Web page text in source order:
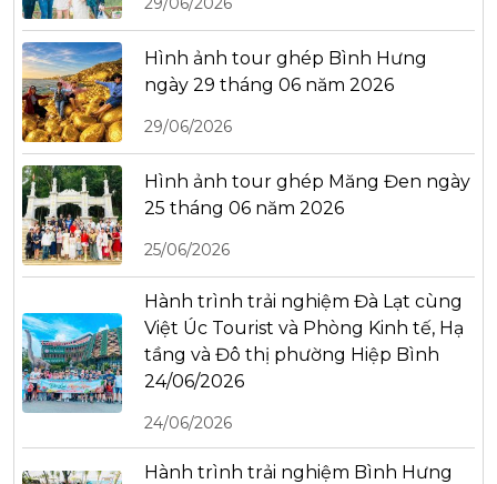
Hình ảnh tour ghép Bình Hưng
ngày 29 tháng 06 năm 2026
29/06/2026
Hình ảnh tour ghép Măng Đen ngày
25 tháng 06 năm 2026
25/06/2026
Hành trình trải nghiệm Đà Lạt cùng
Việt Úc Tourist và Phòng Kinh tế, Hạ
tầng và Đô thị phường Hiệp Bình
24/06/2026
24/06/2026
Hành trình trải nghiệm Bình Hưng